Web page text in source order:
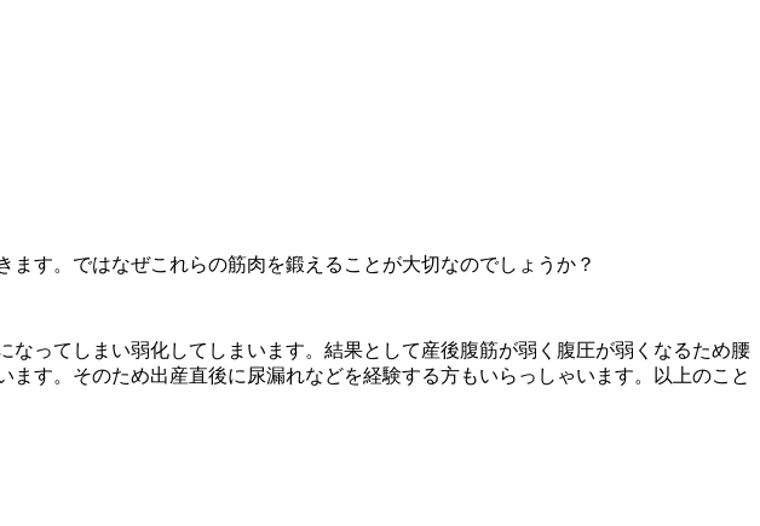
す。ではなぜこれらの筋肉を鍛えることが大切なのでしょうか？
ってしまい弱化してしまいます。結果として産後腹筋が弱く腹圧が弱くなるため腰
す。そのため出産直後に尿漏れなどを経験する方もいらっしゃいます。以上のこと